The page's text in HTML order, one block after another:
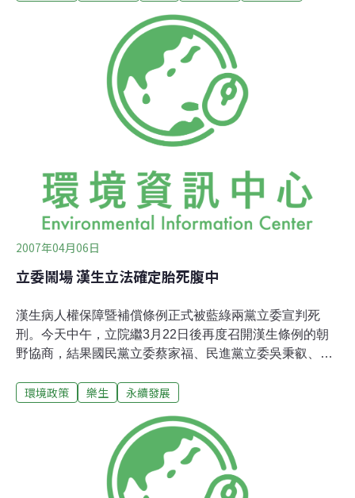
面。這本書是建築史學者蘇睿弼教授主持的一項研究計畫
的成果，根據台灣文獻館館藏日據時代「台灣總督府專賣
局檔案」裡松山煙草工場的建築設計圖及相關資料，蘇教
授和研究團隊以3D還原出日據時期松山煙草工場各廳舍的
建築樣貌，呈現其做為一座既是物資生產單位，同時兼具
休閒遊憩功能的現代主義體制。一邊翻閱圖錄，一邊隨3D
動畫在無人的廳舍之間徘徊進退，當年工作間人來車往和
2007年04月06日
立委鬧場 漢生立法確定胎死腹中
漢生病人權保障暨補償條例正式被藍綠兩黨立委宣判死
刑。今天中午，立院繼3月22日後再度召開漢生條例的朝
野協商，結果國民黨立委蔡家福、民進黨立委吳秉叡、曹
條例立法的賴幸媛說：「立法這條路已經確定走不通了，
名北縣立委不分藍綠，挾3月31日新莊萬人遊行的餘威，
硬闖漢生條例協商會，吳秉叡一進會場就放話：「保留樂
生的條文不刪除，這法案今天不要想過！」氣得賴幸媛當
場大罵「利委」是因為炒地皮和開挖樂生的砂石利益才來
環境政策 樂生 永續發展